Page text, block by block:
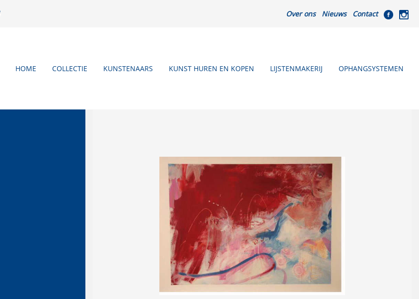
Over ons Nieuws Contact
HOME COLLECTIE KUNSTENAARS KUNST HUREN EN KOPEN LIJSTENMAKERIJ OPHANGSYSTEMEN